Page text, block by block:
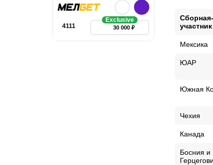
Сборная-
участник
Мексика
ЮАР
Южная
Чехия
Канада
Босния и
4111
Exclusive
30 000 ₽